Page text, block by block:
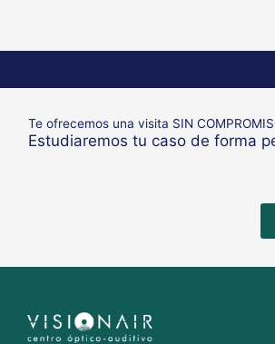
Te ofrecemos una visita SIN
Estudiaremos tu caso de forma